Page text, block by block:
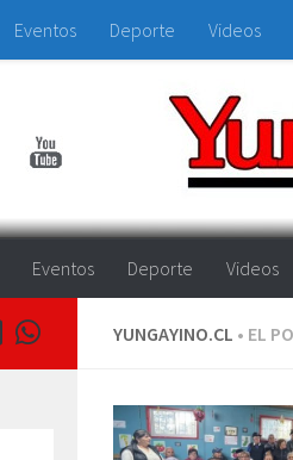
Eventos Deporte Videos
Eventos Deporte Videos
YUNGAYINO.CL • EL